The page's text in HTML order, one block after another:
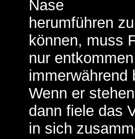
Nase
herumführen zu
können, muss
nur
immerwährend
Wenn er
dann fiele das
in sich